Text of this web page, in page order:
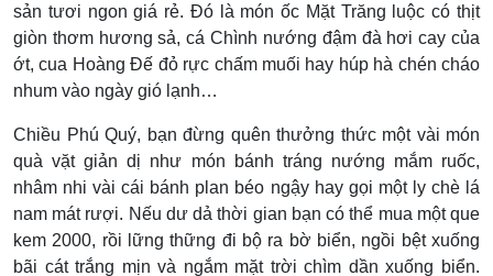
sản tươi ngon giá rẻ. Đó là món ốc Mặt Trăng luộc có thịt
giòn thơm hương sả, cá Chình nướng đậm đà hơi cay của
ớt, cua Hoàng Đế đỏ rực chấm muối hay húp hà chén cháo
nhum vào ngày gió lạnh…
Chiều Phú Quý, bạn đừng quên thưởng thức một vài món
quà vặt giản dị như món bánh tráng nướng mắm ruốc,
nhâm nhi vài cái bánh plan béo ngậy hay gọi một ly chè lá
nam mát rượi. Nếu dư dả thời gian bạn có thể mua một que
kem 2000, rồi lững thững đi bộ ra bờ biển, ngồi bệt xuống
bãi cát trắng mịn và ngắm mặt trời chìm dần xuống biển.